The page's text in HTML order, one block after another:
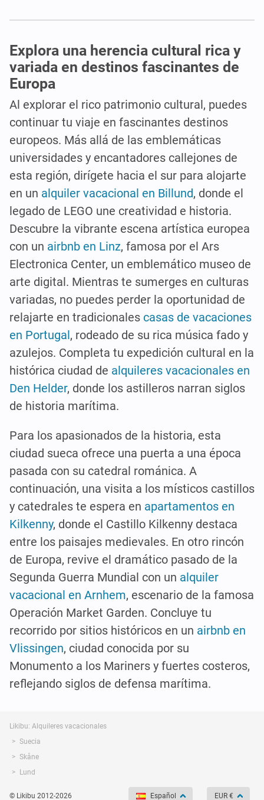
Explora una herencia cultural rica y
variada en destinos fascinantes de
Europa
Al explorar el rico patrimonio cultural, puedes
continuar tu viaje en fascinantes destinos
europeos. Más allá de las emblemáticas
universidades y encantadores callejones de
esta región, dirígete hacia el sur para alojarte
en un alquiler vacacional en Billund, donde el
legado de LEGO une creatividad e historia.
Descubre la vibrante escena artística europea
con un airbnb en Linz, famosa por el Ars
Electronica Center, un emblemático museo de
arte digital. Mientras te sumerges en culturas
variadas, no puedes perder la oportunidad de
relajarte en tradicionales casas de vacaciones
en Portugal, rodeado de su rica música fado y
azulejos. Completa tu expedición cultural en la
histórica ciudad de alquileres vacacionales en
Den Helder, donde los astilleros narran siglos
de historia marítima.
Para los apasionados de la historia, esta
ciudad sueca ofrece una puerta a una época
pasada con su catedral románica. A
continuación, una visita a los místicos castillos
y catedrales te espera en apartamentos en
Kilkenny, donde el Castillo Kilkenny destaca
entre los paisajes medievales. En otro rincón
de Europa, revive el dramático pasado de la
Segunda Guerra Mundial con un alquiler
vacacional en Arnhem, escenario de la famosa
Operación Market Garden. Concluye tu
recorrido por sitios históricos en un airbnb en
Vlissingen, ciudad conocida por su
Monumento a los Mariners y fuertes costeros,
reflejando siglos de defensa marítima.
Likibu: Alquileres vacacionales
Suecia
Skåne
Lund
© Likibu 2012-2026 Español EUR €